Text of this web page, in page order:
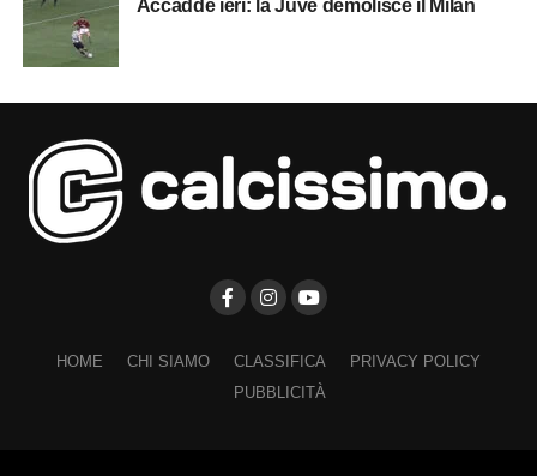
Accadde ieri: la Juve demolisce il Milan
HOME CHI SIAMO CLASSIFICA
PRIVACY POLICY
PUBBLICITÀ